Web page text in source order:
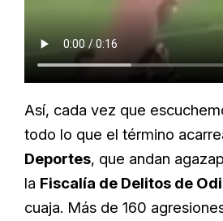
Así, cada vez que
todo lo que el término
Deportes, que andan
la Fiscalía de Delitos de
cuaja. Más de 160